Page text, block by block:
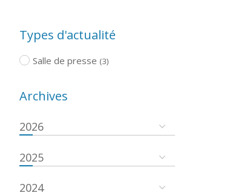
Types d'actualité
Salle de presse (3)
Archives
2026
2025
2024